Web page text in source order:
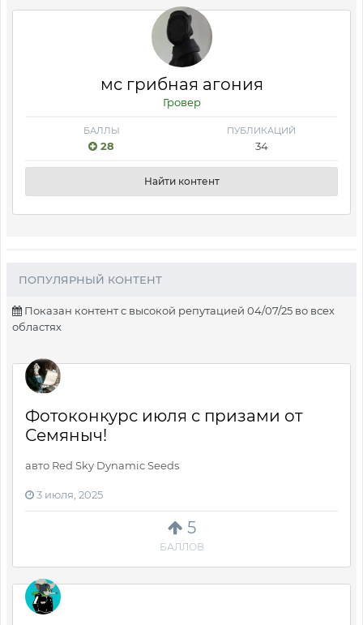
мс грибная агония
Гровер
БАЛЛЫ
28
ПУБЛИКАЦИЙ
34
Найти контент
ПОПУЛЯРНЫЙ КОНТЕНТ
Показан контент с высокой репутацией 04/07/25 во всех
областях
5
БАЛЛОВ
Фотоконкурс июля с призами от
Семяныч!
авто Red Sky Dynamic Seeds
3 июля, 2025